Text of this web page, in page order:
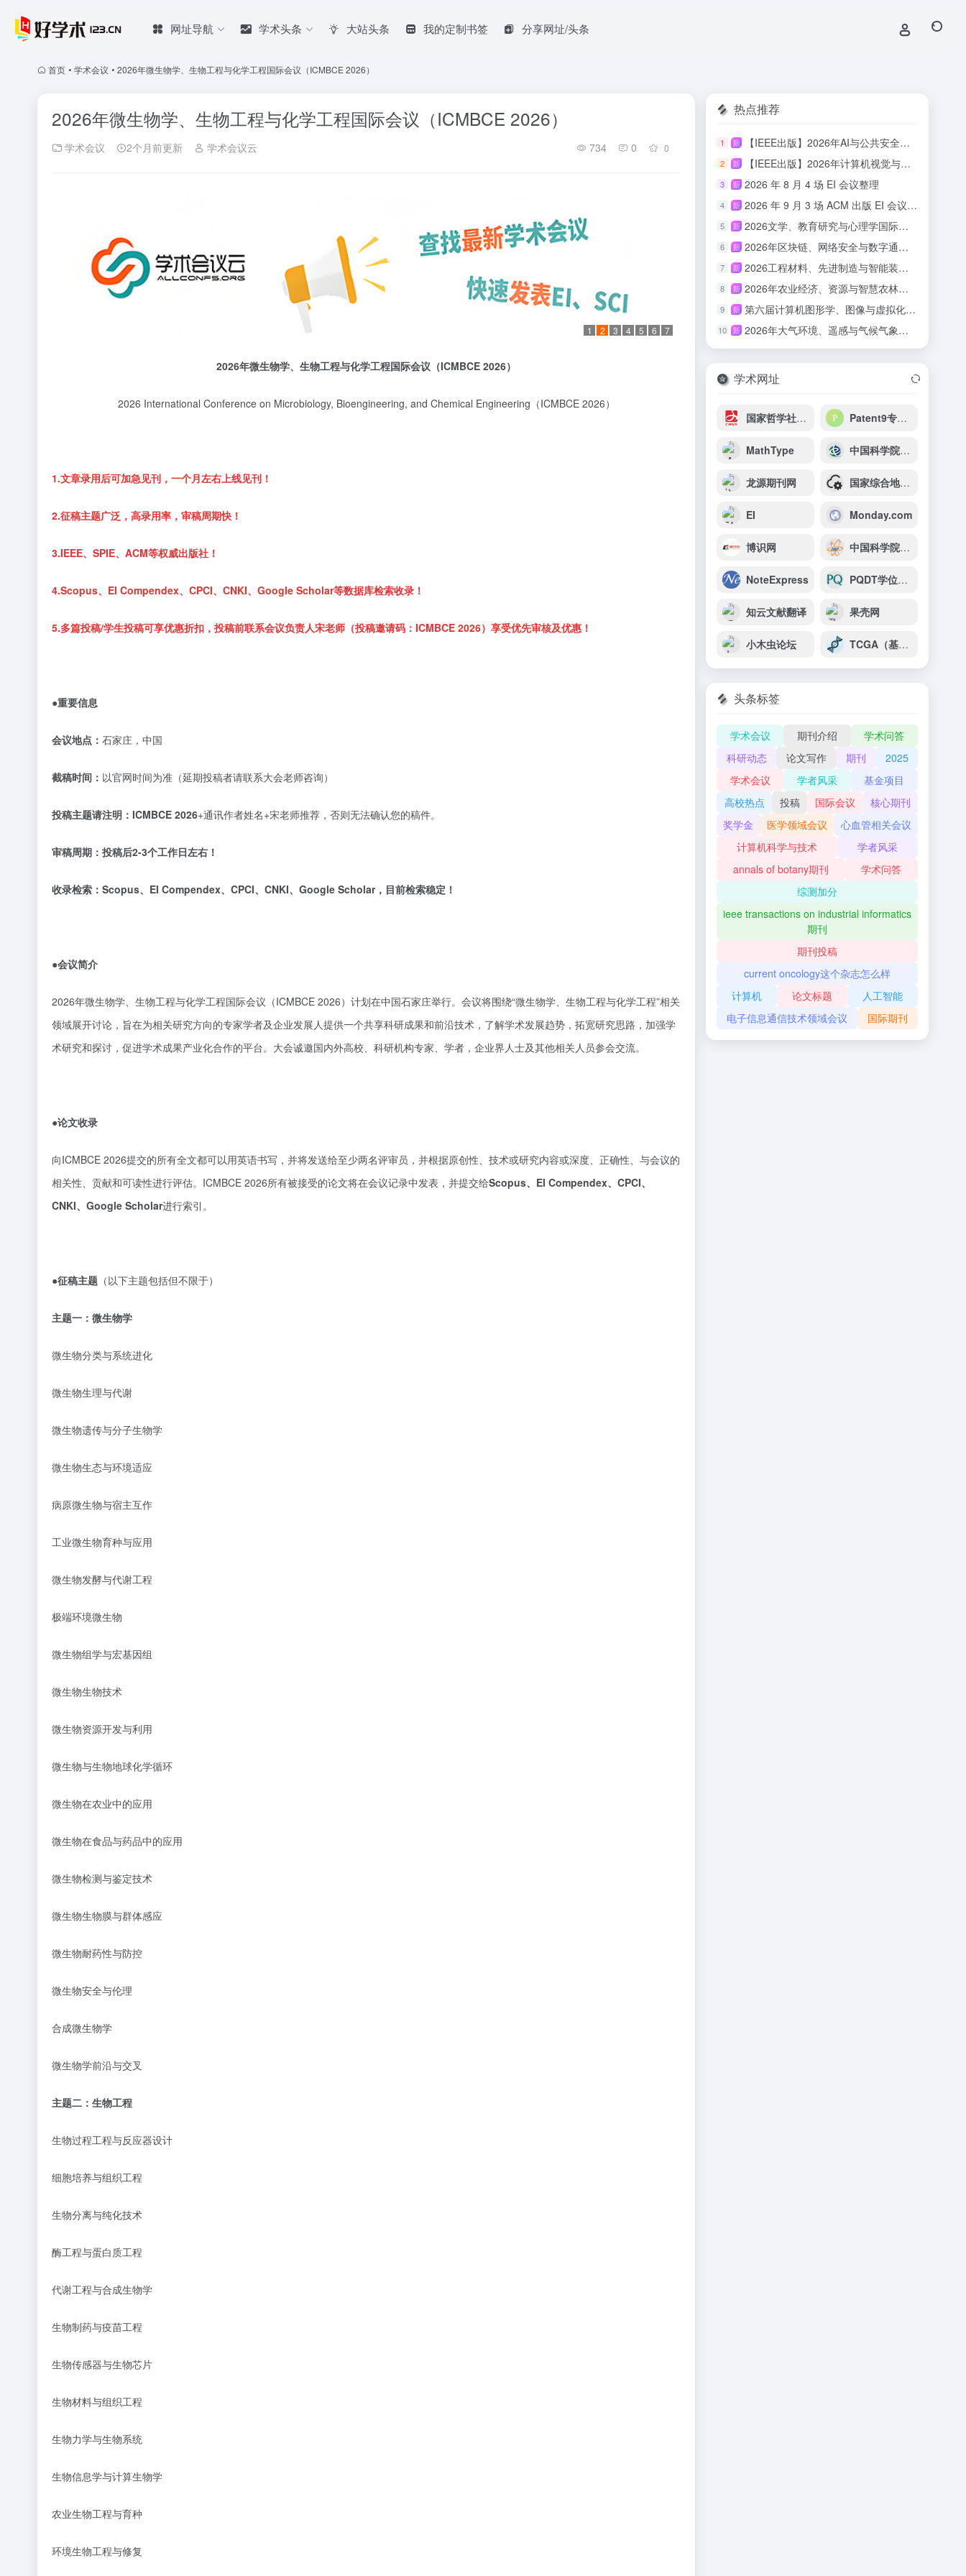
网址导航 学术头条 大站头条 我的定制书签 分享网址/头条
首页 • 学术会议 • 2026年微生物学、生物工程与化学工程国际会议（ICMBCE 2026）
2026年微生物学、生物工程与化学工程国际会议（ICMBCE 2026）
学术会议 2个月前更新 学术会议云 734 0 0
1 2 3 4 5 6 7
2026年微生物学、生物工程与化学工程国际会议 （ICMBCE 2026）
2026 International Conference on Microbiology, Bioengineering, and Chemical Engineering（ICMBCE 2026）
1.文章录用后可加急见刊，一个月左右上线见刊！
2.征稿主题广泛，高录用率，审稿周期快！
3.IEEE、SPIE、ACM等权威出版社！
4.Scopus、EI Compendex、CPCI、CNKI、Google Scholar等数据库检索收录！
5.多篇投稿/学生投稿可享优惠折扣，投稿前联系会议负责人宋老师（投稿邀请码：ICMBCE 2026）享受优先审核及优惠！
●重要信息
会议地点： 石家庄，中国
截稿时间： 以官网时间为准（延期投稿者请联系大会老师咨询）
投稿主题请注明： ICMBCE 2026+通讯作者姓名+宋老师推荐，否则无法确认您的稿件。
审稿周期： 投稿后2-3个工作日左右！
收录检索： Scopus、EI Compendex、CPCI、CNKI、Google Scholar，目前检索稳定！
●会议简介
2026年微生物学、生物工程与化学工程国际会议（ICMBCE 2026）计划在中国石家庄举行。会议将围绕“微生物学、生物工程与化学工程”相关
领域展开讨论，旨在为相关研究方向的专家学者及企业发展人提供一个共享科研成果和前沿技术，了解学术发展趋势，拓宽研究思路，加强学
术研究和探讨，促进学术成果产业化合作的平台。大会诚邀国内外高校、科研机构专家、学者，企业界人士及其他相关人员参会交流。
●论文收录
向ICMBCE 2026提交的所有全文都可以用英语书写，并将发送给至少两名评审员，并根据原创性、技术或研究内容或深度、正确性、与会议的
相关性、贡献和可读性进行评估。ICMBCE 2026所有被接受的论文将在会议记录中发表，并提交给Scopus、EI Compendex、CPCI、
CNKI、Google Scholar进行索引。
●征稿主题 （以下主题包括但不限于）
主题一：微生物学
微生物分类与系统进化
微生物生理与代谢
微生物遗传与分子生物学
微生物生态与环境适应
病原微生物与宿主互作
工业微生物育种与应用
微生物发酵与代谢工程
极端环境微生物
微生物组学与宏基因组
微生物生物技术
微生物资源开发与利用
微生物与生物地球化学循环
微生物在农业中的应用
微生物在食品与药品中的应用
微生物检测与鉴定技术
微生物生物膜与群体感应
微生物耐药性与防控
微生物安全与伦理
合成微生物学
微生物学前沿与交叉
主题二：生物工程
生物过程工程与反应器设计
细胞培养与组织工程
生物分离与纯化技术
酶工程与蛋白质工程
代谢工程与合成生物学
生物制药与疫苗工程
生物传感器与生物芯片
生物材料与组织工程
生物力学与生物系统
生物信息学与计算生物学
农业生物工程与育种
环境生物工程与修复
热点推荐
1 新 【IEEE出版】2026年AI与公共安全国际学术会议
2 新 【IEEE出版】2026年计算机视觉与具身智能国际学术会议
3 新 2026 年 8 月 4 场 EI 会议整理
4 新 2026 年 9 月 3 场 ACM 出版 EI 会议汇总
5 新 2026文学、教育研究与心理学国际会议(ICLERP 2026)
6 新 2026年区块链、网络安全与数字通信国际会议（ICBCBC 2026）
7 新 2026工程材料、先进制造与智能装备国际会议（ICEMAMIE 2026）
8 新 2026年农业经济、资源与智慧农林国际学术会议（AERSAF 2026）
9 新 第六届计算机图形学、图像与虚拟化研究国际会议（ICCGIV 2026）
10 新 2026年大气环境、遥感与气候气象国际学术会议（AERSCM 2026）
学术网址
国家哲学社会科学文献中心 Patent9专利在线
MathType 中国科学院电工研究所
龙源期刊网 国家综合地球观测数据共享平台
EI Monday.com
博识网 中国科学院近代物理研究所
NoteExpress PQDT学位论文全文数据库
知云文献翻译 果壳网
小木虫论坛 TCGA（基因表达谱交互式分析）
头条标签
学术会议 期刊介绍
学术问答
科研动态
论文写作 期刊
2025
学术会议
学者风采
基金项目
高校热点
投稿 国际会议
核心期刊
奖学金
医学领域会议
心血管相关会议
计算机科学与技术
学者风采
annals of botany期刊
学术问答
综测加分
ieee transactions on industrial informatics
期刊
期刊投稿
current oncology这个杂志怎么样
计算机
论文标题
人工智能
电子信息通信技术领域会议
国际期刊